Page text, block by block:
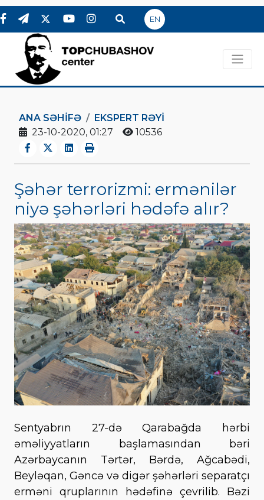
EN
ANA SƏHIFƏ
EKSPERT RƏYI
23-10-2020, 01:27
10536
Şəhər terrorizmi: ermənilər
niyə şəhərləri hədəfə alır?
Sentyabrın 27-də Qarabağda hərbi
əməliyyatların başlamasından bəri
Azərbaycanın Tərtər, Bərdə, Ağcabədi,
Beyləqan, Gəncə və digər şəhərləri separatçı
erməni qruplarının hədəfinə çevrilib. Bəzi